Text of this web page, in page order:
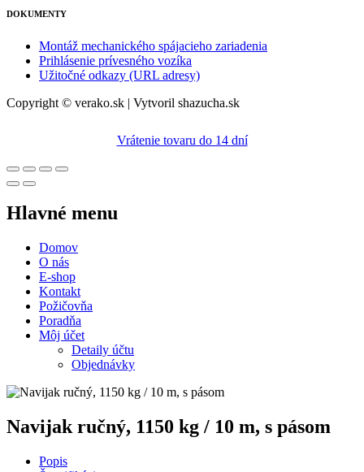
DOKUMENTY
Montáž mechanického spájacieho zariadenia
Prihlásenie prívesného vozíka
Užitočné odkazy (URL adresy)
Copyright © verako.sk | Vytvoril shazucha.sk
Vrátenie tovaru do 14 dní
Hlavné menu
Domov
O nás
E-shop
Kontakt
Požičovňa
Poradňa
Môj účet
Detaily účtu
Objednávky
Navijak ručný, 1150 kg / 10 m, s pásom
Popis